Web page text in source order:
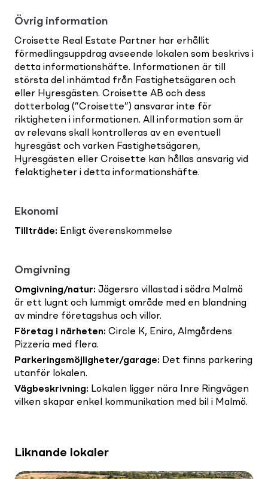
Övrig information
Croisette Real Estate Partner har erhållit
förmedlingsuppdrag avseende lokalen som beskrivs i
detta informationshäfte. Informationen är till
största del inhämtad från Fastighetsägaren och
eller Hyresgästen. Croisette AB och dess
dotterbolag (”Croisette”) ansvarar inte för
riktigheten i informationen. All information som är
av relevans skall kontrolleras av en eventuell
hyresgäst och varken Fastighetsägaren,
Hyresgästen eller Croisette kan hållas ansvarig vid
felaktigheter i detta informationshäfte.
Ekonomi
Tillträde: Enligt överenskommelse
Omgivning
Omgivning/natur: Jägersro villastad i södra Malmö
är ett lugnt och lummigt område med en blandning
av mindre företagshus och villor.
Företag i närheten: Circle K, Eniro, Almgårdens
Pizzeria med flera.
Parkeringsmöjligheter/garage: Det finns parkering
utanför lokalen.
Vägbeskrivning: Lokalen ligger nära Inre Ringvägen
vilken skapar enkel kommunikation med bil i Malmö.
Liknande lokaler